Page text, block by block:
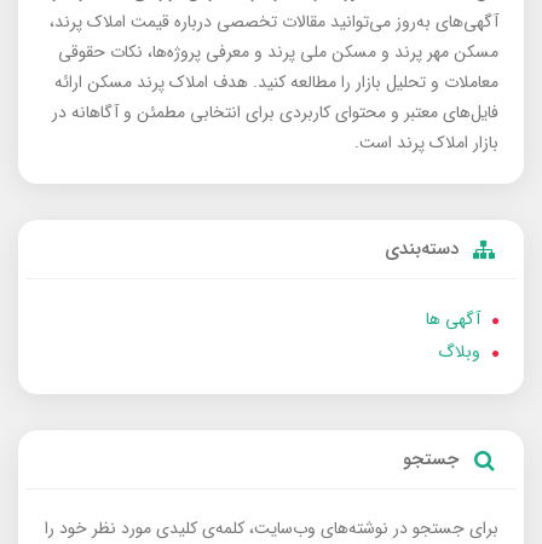
آگهی‌های به‌روز می‌توانید مقالات تخصصی درباره قیمت املاک پرند،
مسکن مهر پرند و مسکن ملی پرند و معرفی پروژه‌ها، نکات حقوقی
معاملات و تحلیل بازار را مطالعه کنید. هدف املاک پرند مسکن ارائه
فایل‌های معتبر و محتوای کاربردی برای انتخابی مطمئن و آگاهانه در
بازار املاک پرند است.
دسته‌بندی
آگهی ها
وبلاگ
جستجو
برای جستجو در نوشته‌های وب‌سایت، کلمه‌ی کلیدی مورد نظر خود را